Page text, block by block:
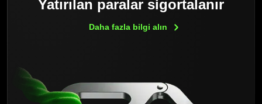
Yatırılan paralar sigortalanır
Daha fazla bilgi alın